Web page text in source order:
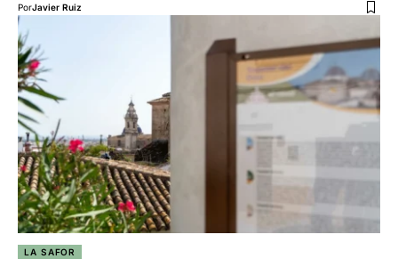
PorJavier Ruiz
LA SAFOR